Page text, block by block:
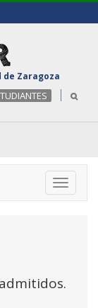
de Zaragoza
Toggle